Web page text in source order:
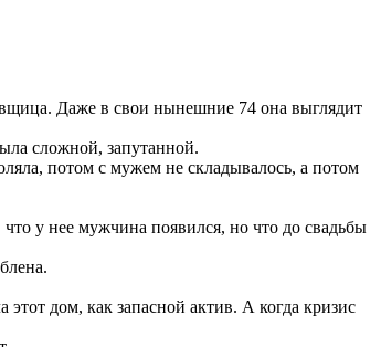
Даже в свои нынешние 74 она выглядит
сложной, запутанной.
потом с мужем не складывалось, а потом
у нее мужчина появился, но что до свадьбы
дом, как запасной актив. А когда кризис